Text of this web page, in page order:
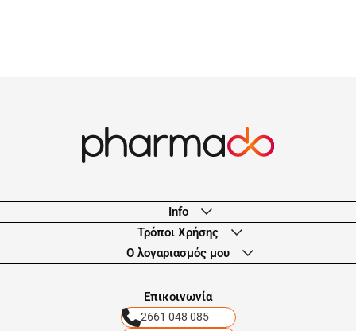
Info
Τρόποι Χρήσης
Ο λογαριασμός μου
Eπικοινωνία
2661 048 085